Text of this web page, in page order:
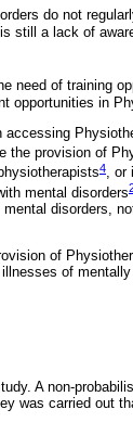
do not
still a lack of
need of training
opportunities in
the provision of
4, or
mental disorders
disorders,
of
of
A non-
was carried out